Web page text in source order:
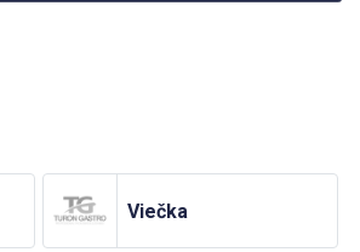
Viečka